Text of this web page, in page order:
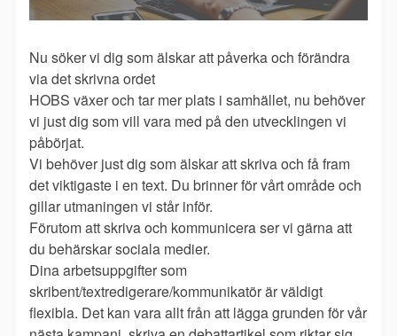
Nu söker vi dig som älskar att påverka och förändra
via det skrivna ordet
HOBS växer och tar mer plats i samhället, nu behöver
vi just dig som vill vara med på den utvecklingen vi
påbörjat.
Vi behöver just dig som älskar att skriva och få fram
det viktigaste i en text. Du brinner för vårt område och
gillar utmaningen vi står inför.
Förutom att skriva och kommunicera ser vi gärna att
du behärskar sociala medier.
Dina arbetsuppgifter som
skribent/textredigerare/kommunikatör är väldigt
flexibla. Det kan vara allt från att lägga grunden för vår